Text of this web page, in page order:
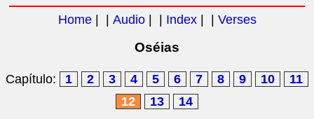
Home| | Audio| | Index| | Verses
Oséias
Capítulo: 1 2 3 4 5 6 7 8 9 10
11
12
13 14